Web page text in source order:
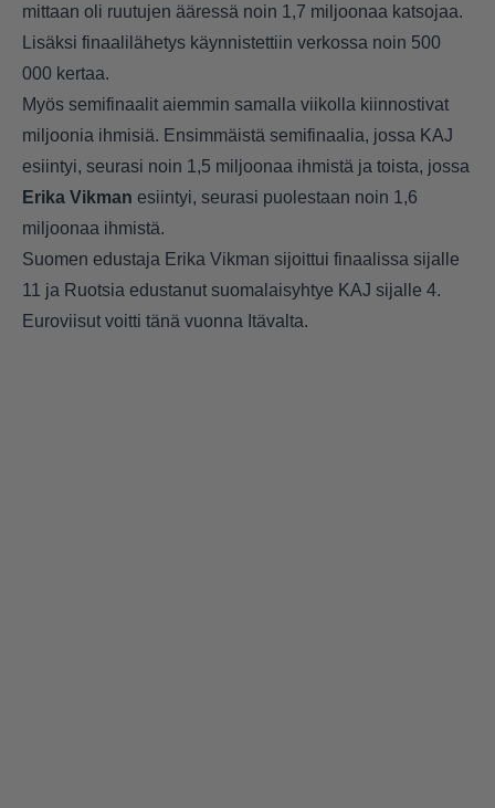
mittaan oli ruutujen ääressä noin 1,7 miljoonaa katsojaa.
Lisäksi finaalilähetys käynnistettiin verkossa noin 500
000 kertaa.
Myös semifinaalit aiemmin samalla viikolla kiinnostivat
miljoonia ihmisiä. Ensimmäistä semifinaalia, jossa KAJ
esiintyi, seurasi noin 1,5 miljoonaa ihmistä ja toista, jossa
Erika Vikman esiintyi, seurasi puolestaan noin 1,6
miljoonaa ihmistä.
Suomen edustaja Erika Vikman sijoittui finaalissa sijalle
11 ja Ruotsia edustanut suomalaisyhtye KAJ sijalle 4.
Euroviisut voitti tänä vuonna Itävalta.